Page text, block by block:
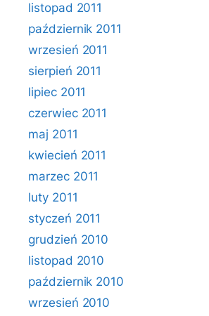
listopad 2011
październik 2011
wrzesień 2011
sierpień 2011
lipiec 2011
czerwiec 2011
maj 2011
kwiecień 2011
marzec 2011
luty 2011
styczeń 2011
grudzień 2010
listopad 2010
październik 2010
wrzesień 2010